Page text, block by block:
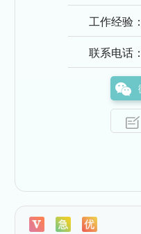
工作经验
联系电话